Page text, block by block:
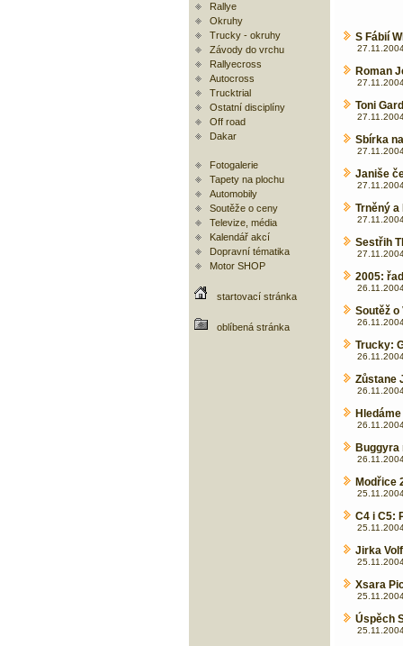
Rallye
Okruhy
Trucky - okruhy
Závody do vrchu
Rallyecross
Autocross
Trucktrial
Ostatní disciplíny
Off road
Dakar
Fotogalerie
Tapety na plochu
Automobily
Soutěže o ceny
Televize, média
Kalendář akcí
Dopravní tématika
Motor SHOP
startovací stránka
oblíbená stránka
S Fábií
Roman
Toni
Sbírka
Janiše
Trněný a
Sestřih
2005:
Soutěž
Trucky:
Zůstane
Buggyra
Modřice
C4 i C5:
Jirka
Xsara
Úspěch